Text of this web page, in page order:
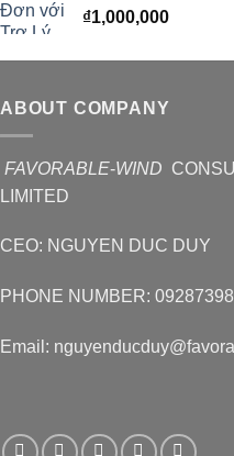
₫1,000,000
ABOUT COMPANY
FAVORABLE-WIND
LIMITED
CEO: NGUYEN DUC DUY
PHONE NUMBER:
Email: